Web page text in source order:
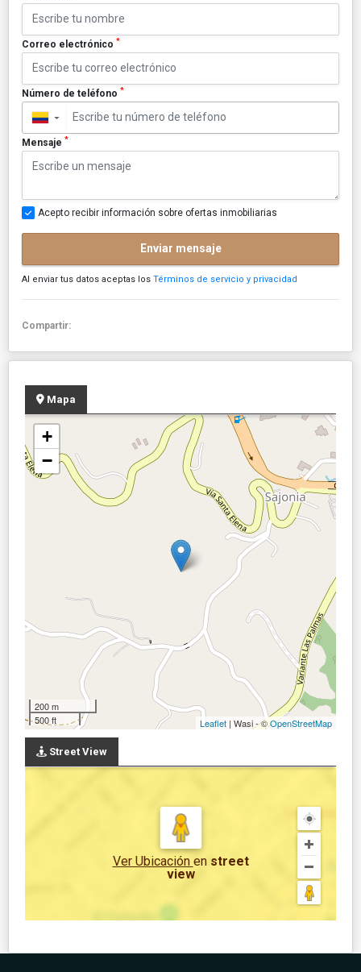
Correo electrónico *
Número de teléfono *
▼
Mensaje *
Acepto recibir información sobre ofertas inmobiliarias
Enviar mensaje
Al enviar tus datos aceptas los Términos de servicio y privacidad
Compartir:
Mapa
+
−
200 m
500 ft
Leaflet | Wasi - ©OpenStreetMap
Street View
Ver Ubicación en street
view